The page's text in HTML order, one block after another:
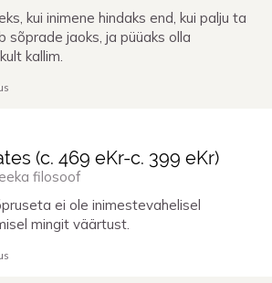
kui inimene hindaks end, kui palju ta
sõprade jaoks, ja püüaks olla
kallim.
(c. 469 eKr-c. 399 eKr)
filosoof
ei ole inimestevahelisel
mingit väärtust.